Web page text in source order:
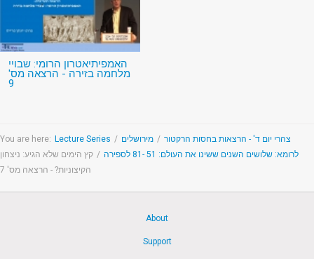
האמפיתיאטרון הרומי: שבויי
מלחמה בזירה - הרצאה מס'
9
You are here: Lecture Series / צהרי יום ד' - הרצאות בחסות הרקטור / מירושלים
לרומא: שלושים השנים ששינו את העולם: 51 -81 לספירה
/ קץ הימים שלא הגיע: ניצחון
הקיצוניות? - הרצאה מס' 7
About
Support